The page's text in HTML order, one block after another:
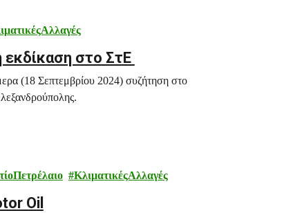
στο ΣτΕ
(18 Σεπτεμβρίου 2024) συζήτηση στο
ΚλιματικέςΑλλαγές
Oil